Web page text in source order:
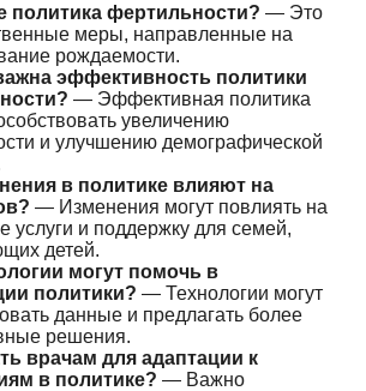
политика фертильности? — Это
меры, направленные на
рождаемости.
эффективность политики
— Эффективная политика
увеличению
и улучшению демографической
в политике влияют на
— Изменения могут повлиять на
услуги и поддержку для семей,
детей.
могут помочь в
политики? — Технологии могут
данные и предлагать более
решения.
врачам для адаптации к
в политике? — Важно